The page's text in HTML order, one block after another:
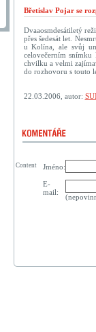
Břetislav Pojar se
Dvaaosmdesátiletý
přes šedesát let.
u Kolína, ale svůj
celovečerním
chvilku a velmi
do rozhovoru s touto
22.03.2006, autor:
Jméno:
E-
mail:
Content